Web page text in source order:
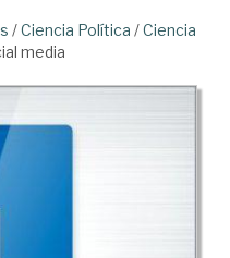
/Ciencia Política /Ciencia
media